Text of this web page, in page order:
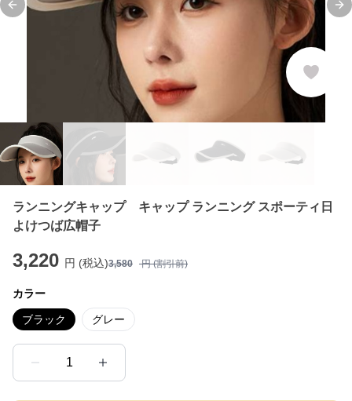
Previous slide
ランニングキャップ キャップ ランニング スポーティ日
よけつば広帽子
3,220 円 (税込)3,580 円 (割引前)
カラー
ブラック グレー
1